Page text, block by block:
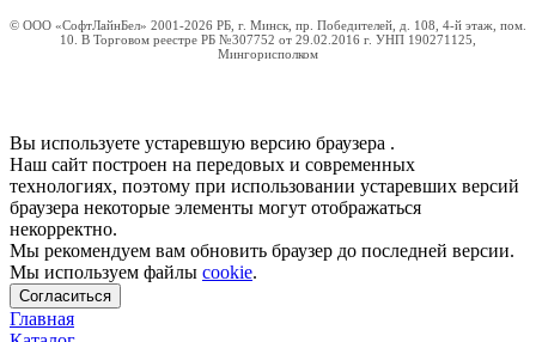
© ООО «СофтЛайнБел» 2001-2026 РБ, г. Минск, пр. Победителей, д. 108, 4-й этаж, пом.
10. В Торговом реестре РБ №307752 от 29.02.2016 г. УНП 190271125,
Мингорисполком
Вы используете устаревшую версию браузера .
Наш сайт построен на передовых и современных
технологиях, поэтому при использовании устаревших версий
браузера некоторые элементы могут отображаться
некорректно.
Мы рекомендуем вам обновить браузер до последней версии.
Мы используем файлы cookie.
Согласиться
Главная